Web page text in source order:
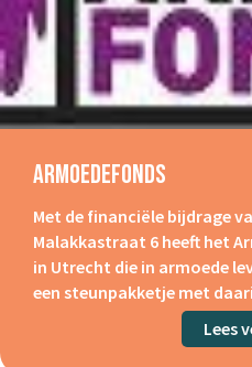
Armoedefonds
Met de financiële bijdrage
Malakkastraat 6 heeft het
in Utrecht die in armoede
een steunpakketje met
Lees